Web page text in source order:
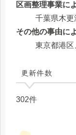
区画整理事業に
千葉県木
その他の事由に
東京都港
更新件数
302件